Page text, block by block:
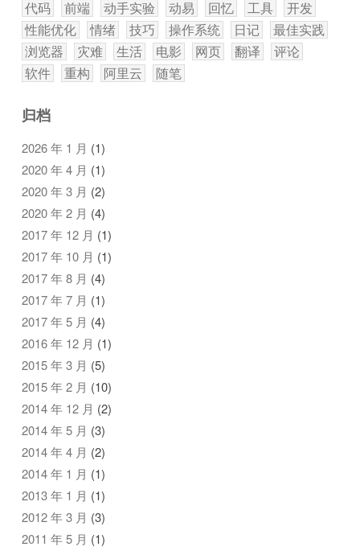
代码
前端 动手实验 动易 回忆 工具
开发
性能优化
情绪 技巧 操作系统 日记
最佳实践
浏览器
灾难 生活 电影 网页 翻译
评论
软件
重构 阿里云 随笔
归档
2026 年 1 月 (1)
2020 年 4 月 (1)
2020 年 3 月 (2)
2020 年 2 月 (4)
2017 年 12 月 (1)
2017 年 10 月 (1)
2017 年 8 月 (4)
2017 年 7 月 (1)
2017 年 5 月 (4)
2016 年 12 月 (1)
2015 年 3 月 (5)
2015 年 2 月 (10)
2014 年 12 月 (2)
2014 年 5 月 (3)
2014 年 4 月 (2)
2014 年 1 月 (1)
2013 年 1 月 (1)
2012 年 3 月 (3)
2011 年 5 月 (1)